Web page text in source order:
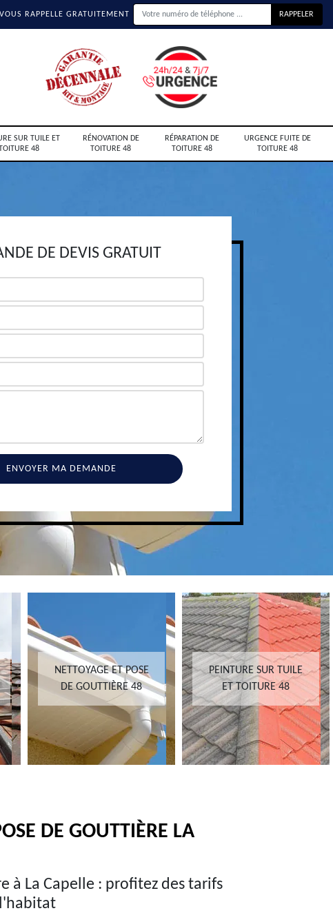
RAPPELLE GRATUITEMENT
SUR TUILE ET
48
RÉNOVATION DE
TOITURE 48
RÉPARATION DE
TOITURE 48
URGENCE FUITE DE
TOITURE 48
DE DEVIS GRATUIT
NETTOYAGE ET POSE
DE GOUTTIÈRE 48
PEINTURE SUR TUILE
ET TOITURE 48
DE GOUTTIÈRE LA
à La Capelle : profitez des tarifs
l'habitat